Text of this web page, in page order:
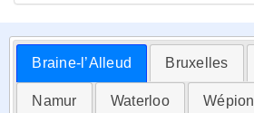
Braine-l’Alleud Bruxelles
Namur Waterloo Wépion